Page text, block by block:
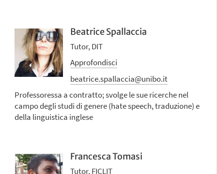
Beatrice Spallaccia
Tutor, DIT
Approfondisci
beatrice.spallaccia@unibo.it
Professoressa a contratto; svolge le sue ricerche nel
campo degli studi di genere (hate speech, traduzione) e
della linguistica inglese
Francesca Tomasi
Tutor, FICLIT